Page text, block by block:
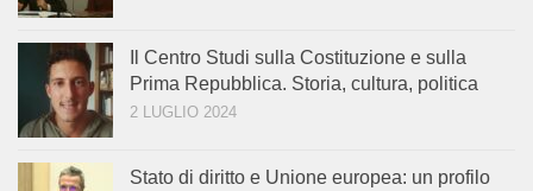
Il Centro Studi sulla Costituzione e sulla
Prima Repubblica. Storia, cultura, politica
2 LUGLIO 2024
Stato di diritto e Unione europea: un profilo